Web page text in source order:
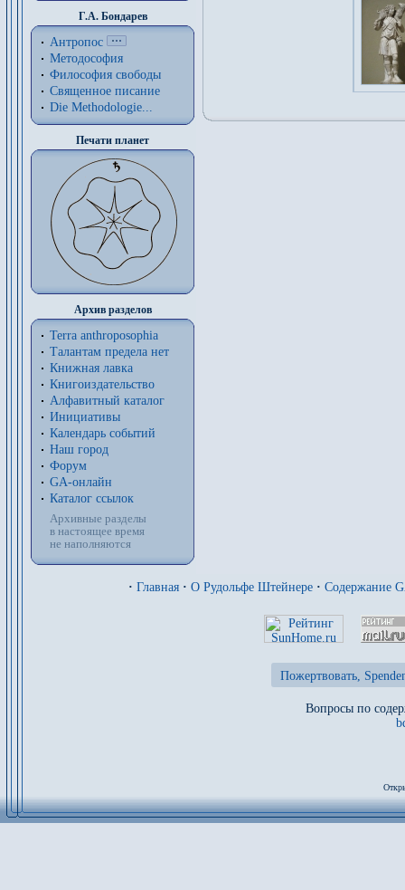
Г.А. Бондарев
Антропос
Методософия
Философия cвободы
Священное писание
Die Methodologie...
Печати планет
Архив разделов
Terra anthroposophia
Талантам предела нет
Книжная лавка
Книгоиздательство
Алфавитный каталог
Инициативы
Календарь событий
Наш город
Форум
GA-онлайн
Каталог ссылок
Архивные разделы
в настоящее время
не наполняются
· Главная · О Рудольфе Штейнере · Содержание
Пожертвовать,
Вопросы по